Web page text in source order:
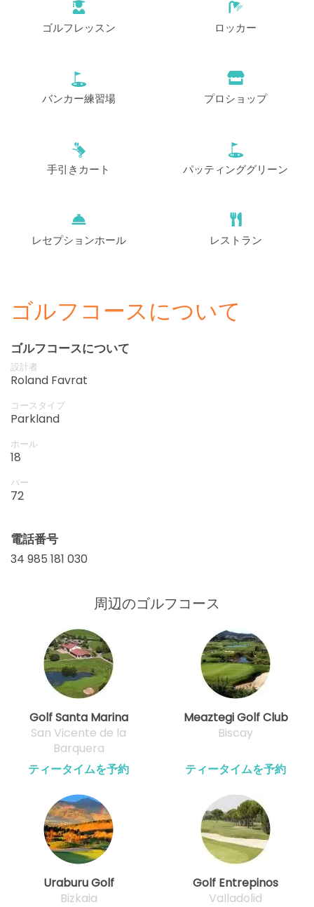
ゴルフレッスン ロッカー
バンカー練習場 プロショップ
手引きカート パッティンググリーン
レセプションホール レストラン
ゴルフコースについて
ゴルフコースについて
設計者
Roland Favrat
コースタイプ
Parkland
ホール
18
パー
72
電話番号
34 985 181 030
周辺のゴルフコース
Golf Santa Marina
San Vicente de la
Barquera
ティータイムを予約
Meaztegi Golf Club
Biscay
ティータイムを予約
Uraburu Golf
Bizkaia
Golf Entrepinos
Valladolid